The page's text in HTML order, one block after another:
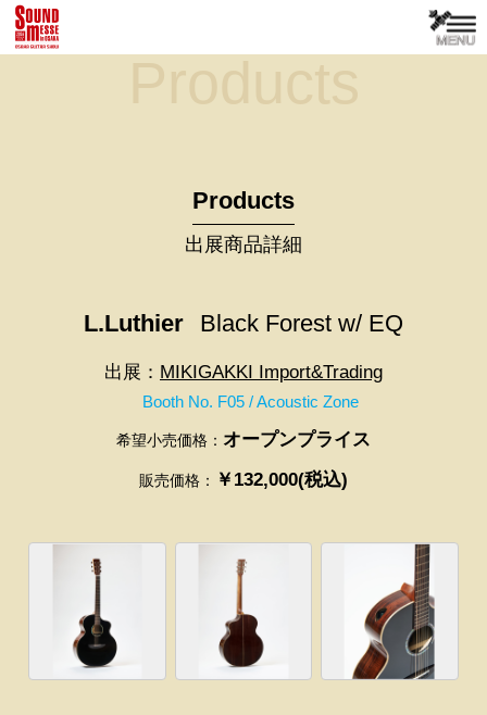
Products
Products
出展商品詳細
L.Luthier Black Forest w/ EQ
出展： MIKIGAKKI Import&Trading
Booth No. F05 / Acoustic Zone
希望小売価格： オープンプライス
販売価格： ￥132,000(税込)